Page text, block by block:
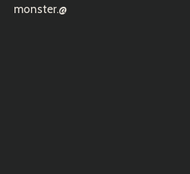
monster.@